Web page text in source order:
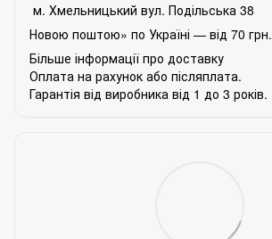
м. Хмельницький вул. Подільська 38
Новою поштою» по Україні — від 70 грн.
Більше інформації про доставку
Оплата на рахунок або післяплата.
Гарантія від виробника від 1 до 3 років.